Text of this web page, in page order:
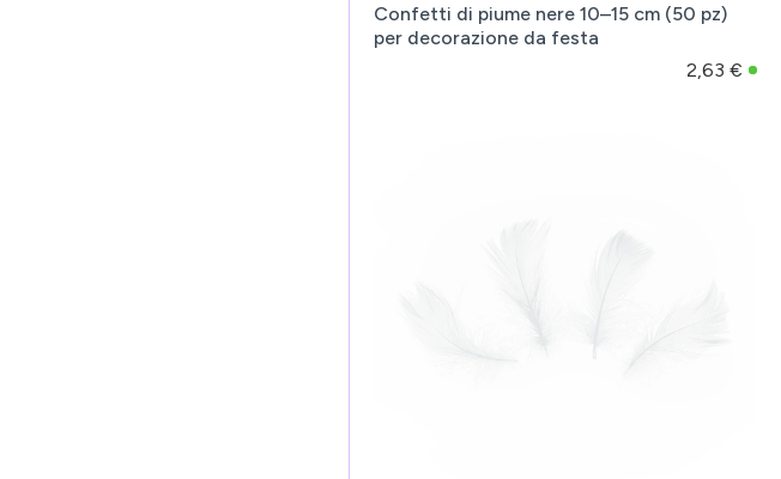
Confetti di piume nere 10–15 cm (50 pz)
per decorazione da festa
2,63 €